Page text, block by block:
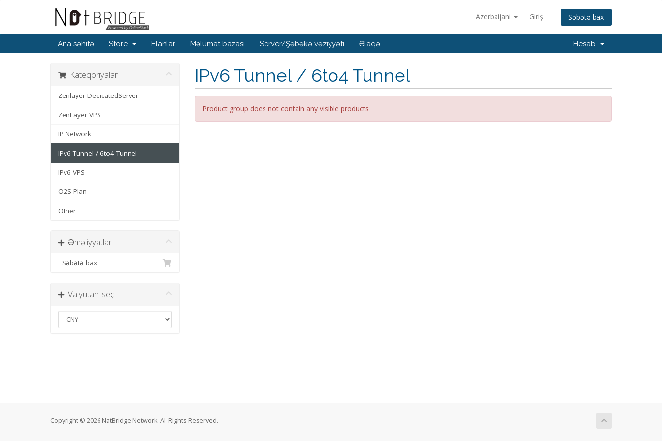
Azerbaijani Giriş Səbətə bax
Ana səhifə Store Elanlar Məlumat bazası Server/Şəbəkə vəziyyəti Əlaqə Hesab
IPv6 Tunnel / 6to4 Tunnel
Product group does not contain any visible products
Kateqoriyalar
Zenlayer DedicatedServer
ZenLayer VPS
IP Network
IPv6 Tunnel / 6to4 Tunnel
IPv6 VPS
O2S Plan
Other
Əməliyyatlar
Səbətə bax
Valyutanı seç
Copyright © 2026 NatBridge Network. All Rights Reserved.